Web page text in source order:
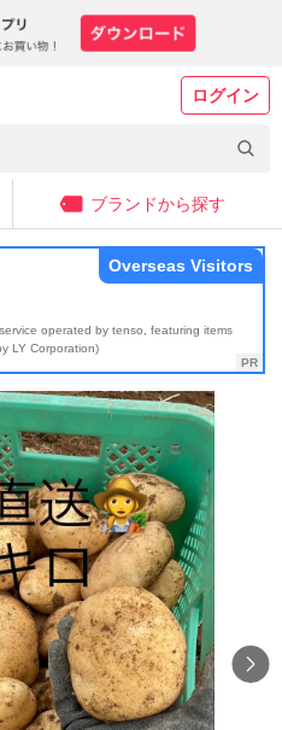
ログイン
ブランドから探す
operated by tenso, featuring items
LY Corporation)
Overseas Visitors